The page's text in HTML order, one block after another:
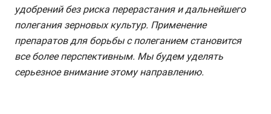
удобрений без риска перерастания и дальнейшего
полегания зерновых культур. Применение
препаратов для борьбы с полеганием становится
все более перспективным. Мы будем уделять
серьезное внимание этому направлению.